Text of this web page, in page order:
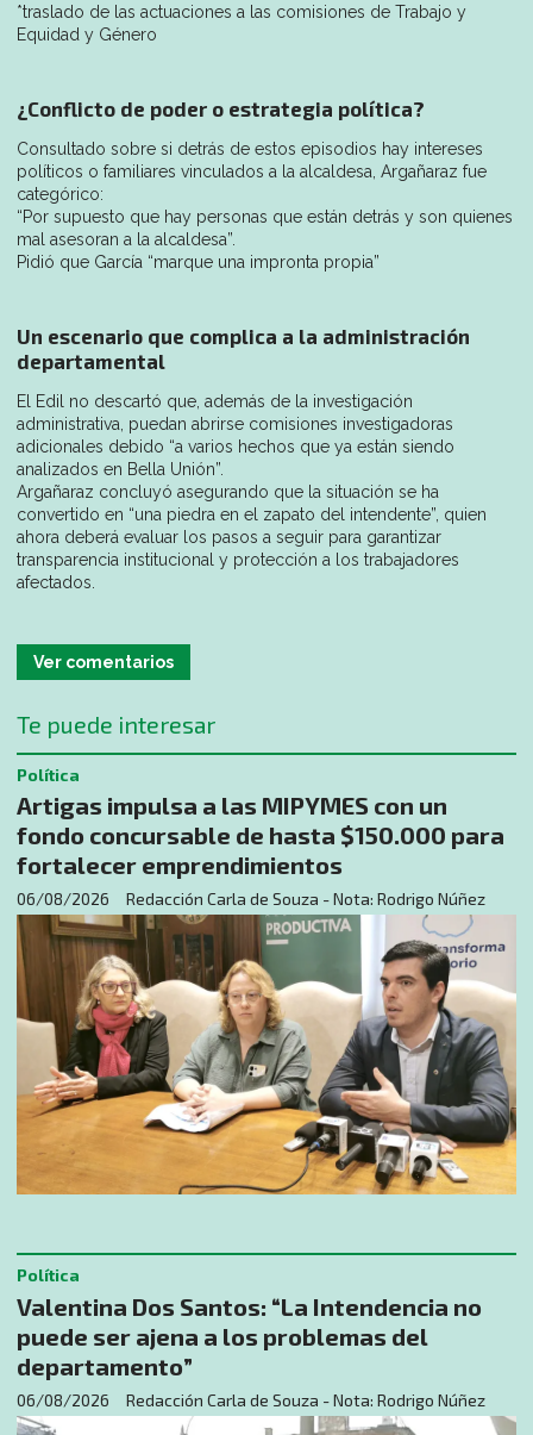
*traslado de las actuaciones a las comisiones de Trabajo y
Equidad y Género
¿Conflicto de poder o estrategia política?
Consultado sobre si detrás de estos episodios hay intereses
políticos o familiares vinculados a la alcaldesa, Argañaraz fue
categórico:
“Por supuesto que hay personas que están detrás y son quienes
mal asesoran a la alcaldesa”.
Pidió que García “marque una impronta propia”
Un escenario que complica a la administración
departamental
El Edil no descartó que, además de la investigación
administrativa, puedan abrirse comisiones investigadoras
adicionales debido “a varios hechos que ya están siendo
analizados en Bella Unión”.
Argañaraz concluyó asegurando que la situación se ha
convertido en “una piedra en el zapato del intendente”, quien
ahora deberá evaluar los pasos a seguir para garantizar
transparencia institucional y protección a los trabajadores
afectados.
Ver comentarios
Te puede interesar
Artigas impulsa a las MIPYMES con un
fondo concursable de hasta $150.000 para
fortalecer emprendimientos
Redacción Carla de Souza - Nota: Rodrigo Núñez
Política
06/08/2026
Valentina Dos Santos: “La Intendencia no
puede ser ajena a los problemas del
departamento”
Redacción Carla de Souza - Nota: Rodrigo Núñez
Política
06/08/2026